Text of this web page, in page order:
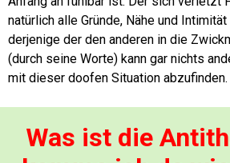
natürlich alle Gründe, Nähe und
derjenige der den anderen in die
(durch seine Worte) kann gar nichts
mit dieser doofen Situation abzufinden.
Was ist die